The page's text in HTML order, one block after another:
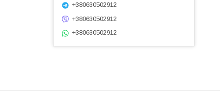
+380630502912
+380630502912
+380630502912